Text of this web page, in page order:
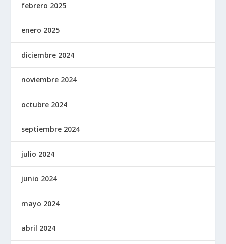
febrero 2025
enero 2025
diciembre 2024
noviembre 2024
octubre 2024
septiembre 2024
julio 2024
junio 2024
mayo 2024
abril 2024